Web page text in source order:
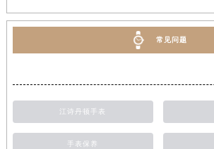
常见问题
江诗丹顿手表
手表保养